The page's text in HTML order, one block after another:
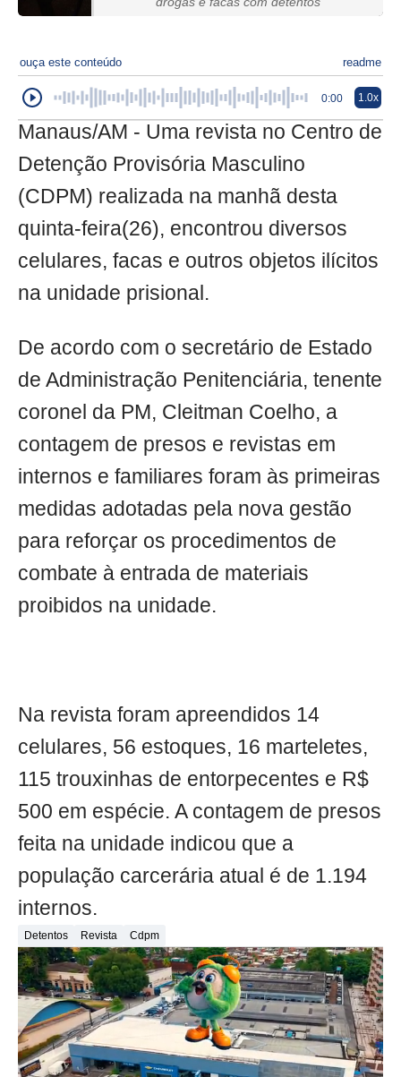
ouça este conteúdo readme
0:00 1.0x
Manaus/AM - Uma revista no Centro de
Detenção Provisória Masculino
(CDPM) realizada na manhã desta
quinta-feira(26), encontrou diversos
celulares, facas e outros objetos ilícitos
na unidade prisional.
De acordo com o secretário de Estado
de Administração Penitenciária, tenente
coronel da PM, Cleitman Coelho, a
contagem de presos e revistas em
internos e familiares foram às primeiras
medidas adotadas pela nova gestão
para reforçar os procedimentos de
combate à entrada de materiais
proibidos na unidade.
Na revista foram apreendidos 14
celulares, 56 estoques, 16 marteletes,
115 trouxinhas de entorpecentes e R$
500 em espécie. A contagem de presos
feita na unidade indicou que a
população carcerária atual é de 1.194
internos.
Detentos Revista Cdpm